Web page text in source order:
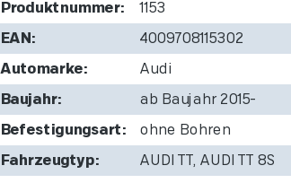
Produktnummer: 1153
EAN: 4009708115302
Automarke: Audi
Baujahr: ab Baujahr 2015-
Befestigungsart: ohne Bohren
Fahrzeugtyp: AUDI TT, AUDI TT 8S